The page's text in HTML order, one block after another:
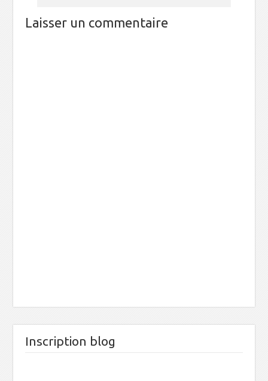
Laisser un commentaire
Inscription blog